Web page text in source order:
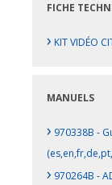
FICHE
› KIT VIDÉO
MANUELS
› 970338B -
› 970264B -